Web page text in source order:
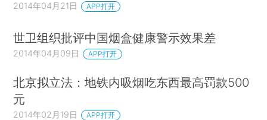
2014年04月21日 APP打开
世卫组织批评中国烟盒健康警示效果差
2014年04月09日 APP打开
北京拟立法：地铁内吸烟吃东西最高罚款500
元
2014年02月19日 APP打开